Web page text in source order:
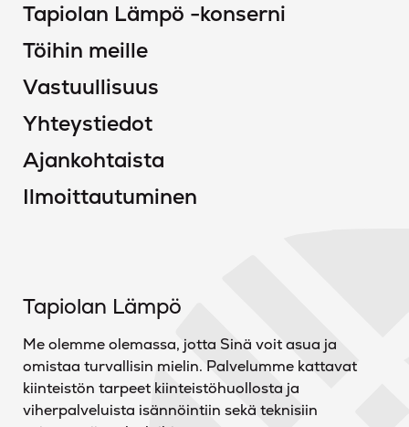
Tapiolan Lämpö -konserni
Töihin meille
Vastuullisuus
Yhteystiedot
Ajankohtaista
Ilmoittautuminen
Tapiolan Lämpö
Me olemme olemassa, jotta Sinä voit asua ja
omistaa turvallisin mielin. Palvelumme kattavat
kiinteistön tarpeet kiinteistöhuollosta ja
viherpalveluista isännöintiin sekä teknisiin